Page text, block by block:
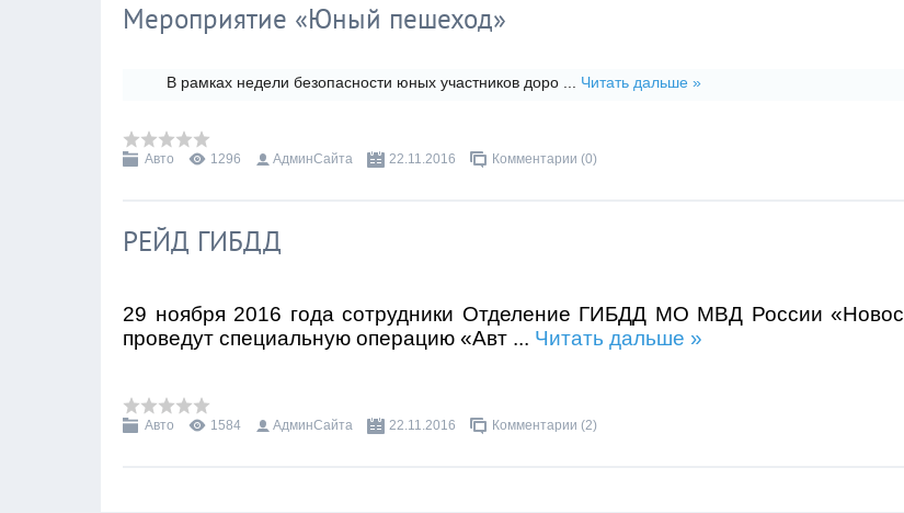
Мероприятие «Юный пешеход»
В рамках недели безопасности юных участников доро Читать дальше »
Авто 1296 АдминСайта 22.11.2016 Комментарии (0)
РЕЙД ГИБДД
29 ноября 2016 года сотрудники Отделение ГИБДД МО МВД России
проведут специальную операцию «Авт ... Читать дальше »
Авто 1584 АдминСайта 22.11.2016 Комментарии (2)